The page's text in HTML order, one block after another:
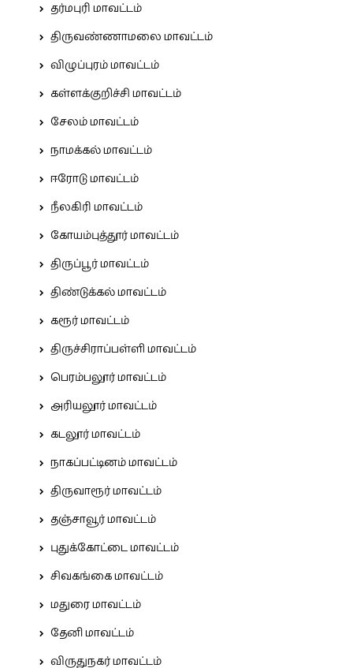
தர்மபுரி மாவட்டம்
திருவண்ணாமலை மாவட்டம்
விழுப்புரம் மாவட்டம்
கள்ளக்குறிச்சி மாவட்டம்
சேலம் மாவட்டம்
நாமக்கல் மாவட்டம்
ஈரோடு மாவட்டம்
நீலகிரி மாவட்டம்
கோயம்புத்தூர் மாவட்டம்
திருப்பூர் மாவட்டம்
திண்டுக்கல் மாவட்டம்
கரூர் மாவட்டம்
திருச்சிராப்பள்ளி மாவட்டம்
பெரம்பலூர் மாவட்டம்
அரியலூர் மாவட்டம்
கடலூர் மாவட்டம்
நாகப்பட்டினம் மாவட்டம்
திருவாரூர் மாவட்டம்
தஞ்சாவூர் மாவட்டம்
புதுக்கோட்டை மாவட்டம்
சிவகங்கை மாவட்டம்
மதுரை மாவட்டம்
தேனி மாவட்டம்
விருதுநகர் மாவட்டம்